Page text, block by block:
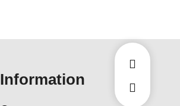
Information